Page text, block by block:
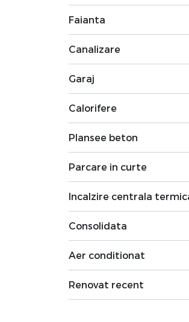
Faianta
Canalizare
Garaj
Calorifere
Plansee beton
Parcare in curte
Incalzire centrala
Consolidata
Aer conditionat
Renovat recent